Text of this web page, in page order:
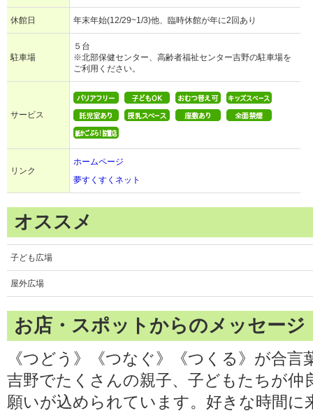
休館日 年末年始(12/29~1/3)他、臨時休館が年に2回あり
駐車場
５台
※北部保健センター、高齢者福祉センター吉野の駐車場を
ご利用ください。
サービス
リンク
ホームページ
夢すくすくネット
オススメ
子ども広場
屋外広場
お店・スポットからのメッセージ
《つどう》《つなぐ》《つくる》が合
吉野でたくさんの親子、子どもたちが
願いが込められています。好きな時間に